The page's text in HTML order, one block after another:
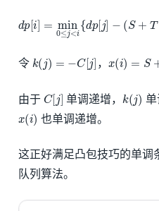
dp[i min0 ≤j<i{d ] − S +
令 k ( )= j] ， (i) +T [i
由于 C[j ] 单调递增， k ( j) 单
(i) 也单调递增。
这正好满足凸包技巧的单调
队列算法。